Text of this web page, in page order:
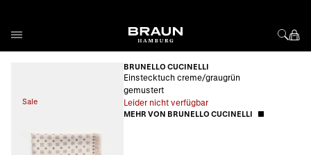
Sale
BRUNELLO CUCINELLI
Einstecktuch creme/graugrün
gemustert
Leider nicht verfügbar
MEHR VON BRUNELLO CUCINELLI